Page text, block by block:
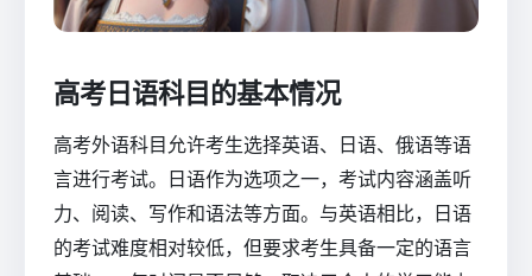
高考日语科目的基本情况
高考外语科目允许考生选择英语、日语、俄语等语
言进行考试。日语作为选项之一，考试内容涵盖听
力、阅读、写作和语法等方面。与英语相比，日语
的考试难度相对较低，但要求考生具备一定的语言